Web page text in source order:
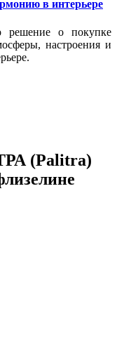
в интерьере
решение о покупке
настроения и
(Palitra)